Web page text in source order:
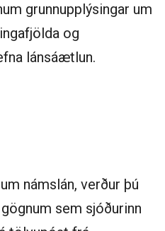
grunnupplýsingar um
og
lánsáætlun.
námslán, verður þú
sem sjóðurinn